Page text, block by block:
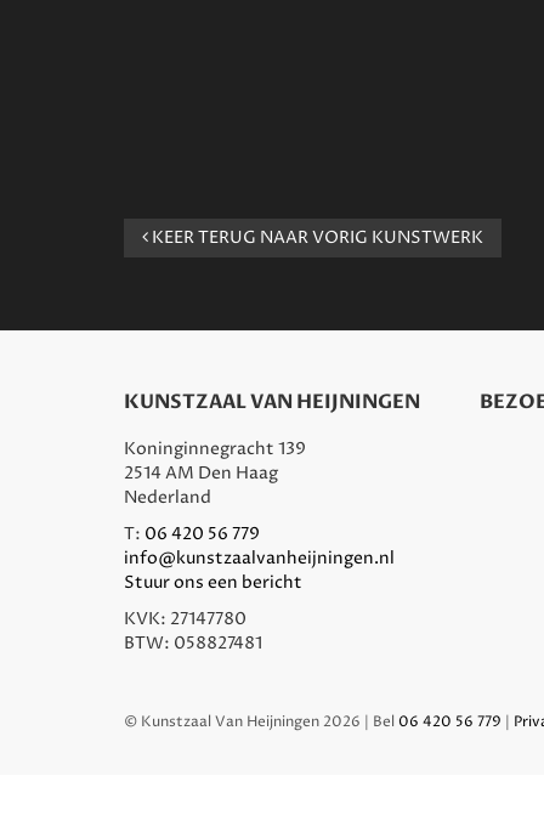
KEER TERUG NAAR VORIG KUNSTWERK
KUNSTZAAL VAN HEIJNINGEN
Koninginnegracht 139
2514 AM Den Haag
Nederland
T: 06 420 56 779
info@kunstzaalvanheijningen.nl
Stuur ons een bericht
KVK: 27147780
BTW: 058827481
© Kunstzaal Van Heijningen 2026 | Bel 06 420 56 779 |